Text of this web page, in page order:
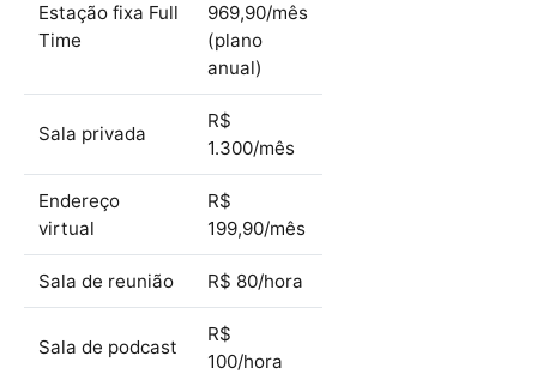
Estação fixa Full
Time
969,90/mês
(plano
anual)
Sala privada
R$
1.300/mês
Endereço
virtual
R$
199,90/mês
Sala de reunião R$ 80/hora
Sala de podcast
R$
100/hora